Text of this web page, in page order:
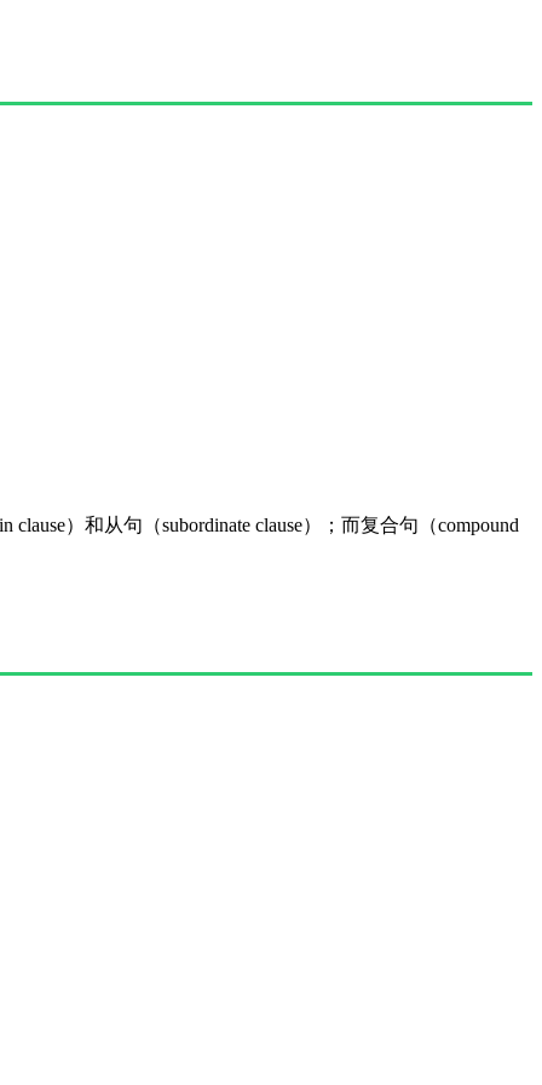
）和从句（subordinate clause）；而复合句（compound